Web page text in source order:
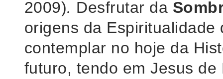
2009). Desfrutar da
origens da
contemplar no hoje da
futuro, tendo em Jesus